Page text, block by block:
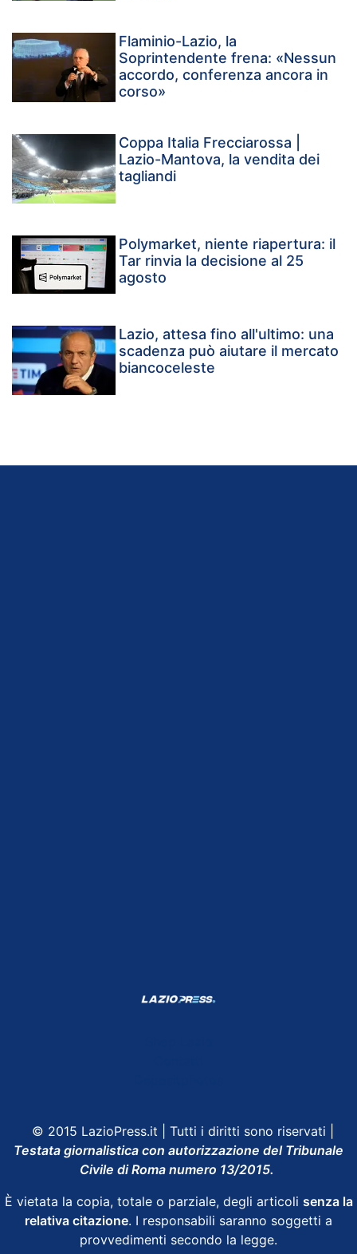
Flaminio-Lazio, la
Soprintendente frena: «Nessun
accordo, conferenza ancora in
corso»
Coppa Italia Frecciarossa |
Lazio-Mantova, la vendita dei
tagliandi
Polymarket, niente riapertura: il
Tar rinvia la decisione al 25
agosto
Lazio, attesa fino all'ultimo: una
scadenza può aiutare il mercato
biancoceleste
© 2015 LazioPress.it | Tutti i diritti sono riservati |
Testata giornalistica con autorizzazione del Tribunale
Civile di Roma numero 13/2015.
È vietata la copia, totale o parziale, degli articoli senza la
relativa citazione. I responsabili saranno soggetti a
provvedimenti secondo la legge.